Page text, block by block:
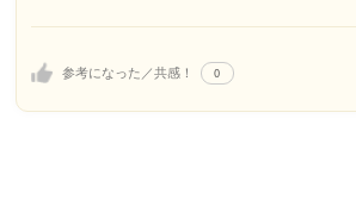
ます。眠れない、何もできない、涙が
参考になった／共感！ 0
相談した社会福祉協議会の人にも怠